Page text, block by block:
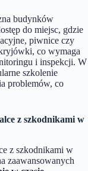
budynków
do miejsc, gdzie
piwnice czy
co wymaga
i inspekcji. W
szkolenie
problemów, co
z szkodnikami w
z szkodnikami w
zaawansowanych